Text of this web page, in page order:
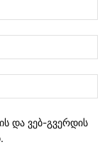
და ვებ-გვერდის